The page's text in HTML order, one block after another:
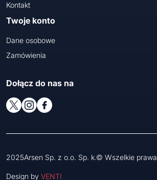
Kontakt
Twoje konto
Dane osobowe
Zamówienia
Dołącz do nas na
2025Arsen Sp. z o.o. Sp. k.© Wszelkie
Design by VENTI